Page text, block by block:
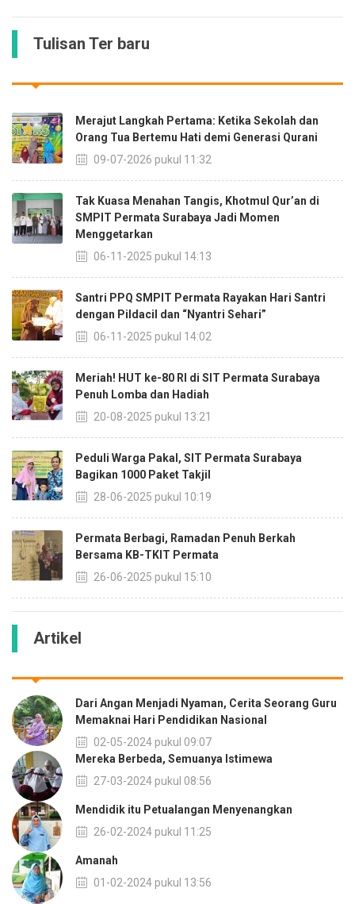
Tulisan Ter baru
Merajut Langkah Pertama: Ketika Sekolah dan
Orang Tua Bertemu Hati demi Generasi Qurani
09-07-2026 pukul 11:32
Tak Kuasa Menahan Tangis, Khotmul Qur’an di
SMPIT Permata Surabaya Jadi Momen
Menggetarkan
06-11-2025 pukul 14:13
Santri PPQ SMPIT Permata Rayakan Hari Santri
dengan Pildacil dan “Nyantri Sehari”
06-11-2025 pukul 14:02
Meriah! HUT ke-80 RI di SIT Permata Surabaya
Penuh Lomba dan Hadiah
20-08-2025 pukul 13:21
Peduli Warga Pakal, SIT Permata Surabaya
Bagikan 1000 Paket Takjil
28-06-2025 pukul 10:19
Permata Berbagi, Ramadan Penuh Berkah
Bersama KB-TKIT Permata
26-06-2025 pukul 15:10
Artikel
Dari Angan Menjadi Nyaman, Cerita Seorang Guru
Memaknai Hari Pendidikan Nasional
02-05-2024 pukul 09:07
Mereka Berbeda, Semuanya Istimewa
27-03-2024 pukul 08:56
Mendidik itu Petualangan Menyenangkan
26-02-2024 pukul 11:25
Amanah
01-02-2024 pukul 13:56